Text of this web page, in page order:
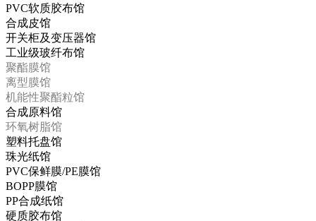
PVC软质胶布馆
合成皮馆
开关柜及变压器馆
工业级玻纤布馆
聚酯膜馆
离型膜馆
机能性聚酯粒馆
合成原料馆
环氧树脂馆
塑料托盘馆
珠光纸馆
PVC保鲜膜/PE膜馆
BOPP膜馆
PP合成纸馆
硬质胶布馆